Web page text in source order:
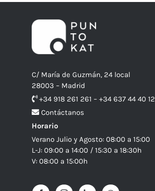
C/ María de Guzmán, 24 local
28003 – Madrid
+34 918 261 261 – +34 637 44 40 12
Contáctanos
Horario
Verano Julio y Agosto: 08:00 a 15:00
L-J: 09:00 a 14:00 / 15:30 a 18:30h
V: 08:00 a 15:00h